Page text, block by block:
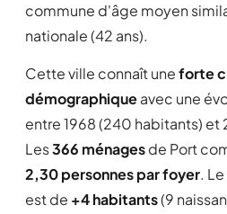
commune d'âge moyen
nationale (42 ans).
Cette ville connaît uneforte
démographiqueavec une
entre 1968 (240 habitants)
Les366 ménagesde Port
2,30 personnes par foyer.
est de +4 habitants(9